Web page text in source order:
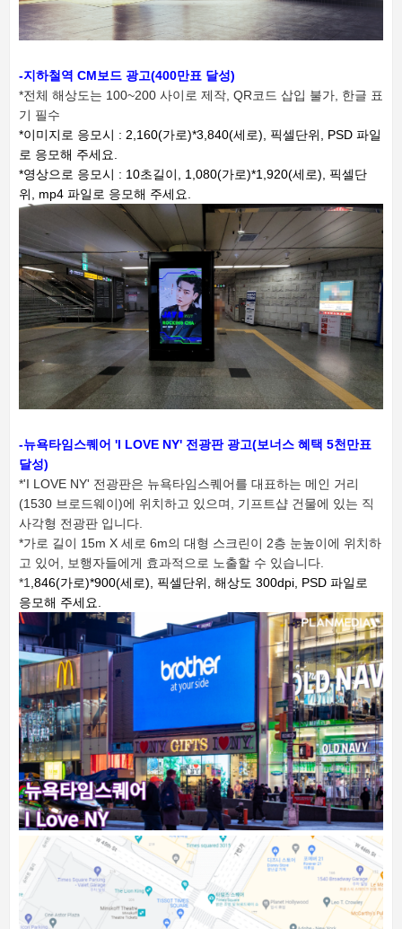
-지하철역 CM보드 광고(400만표 달성)
*전체 해상도는 100~200 사이로 제작, QR코드 삽입 불가, 한글 표
기 필수
*이미지로 응모시 : 2,160(가로)*3,840(세로), 픽셀단위, PSD 파일
로 응모해 주세요.
*영상으로 응모시 : 10초길이, 1,080(가로)*1,920(세로), 픽셀단
위, mp4 파일로 응모해 주세요.
-뉴욕타임스퀘어 'I LOVE NY' 전광판 광고(보너스 혜택 5천만표
달성)
*'I LOVE NY' 전광판은 뉴욕타임스퀘어를 대표하는 메인 거리
(1530 브로드웨이)에 위치하고 있으며, 기프트샵 건물에 있는 직
사각형 전광판 입니다.
*가로 길이 15m X 세로 6m의 대형 스크린이 2층 눈높이에 위치하
고 있어, 보행자들에게 효과적으로 노출할 수 있습니다.
*1 ,846(가로)*900(세로), 픽셀단위, 해상도 300dpi, PSD 파일로
응모해 주세요.